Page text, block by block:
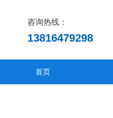
咨询热线：
13816479298
首页